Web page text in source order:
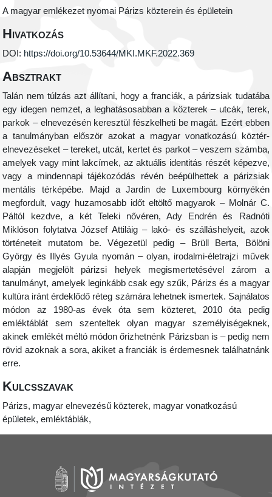
A magyar emlékezet nyomai Párizs közterein és épületein
Hivatkozás
DOI: https://doi.org/10.53644/MKI.MKF.2022.369
Absztrakt
Talán nem túlzás azt állítani, hogy a franciák, a párizsiak tudatába
egy idegen nemzet, a leghatásosabban a közterek – utcák, terek,
parkok – elnevezésén keresztül fészkelheti be magát. Ezért ebben
a tanulmányban először azokat a magyar vonatkozású köztér-
elnevezéseket – tereket, utcát, kertet és parkot – veszem számba,
amelyek vagy mint lakcímek, az aktuális identitás részét képezve,
vagy a mindennapi tájékozódás révén beépülhettek a párizsiak
mentális térképébe. Majd a Jardin de Luxembourg környékén
megfordult, vagy huzamosabb időt eltöltő magyarok – Molnár C.
Páltól kezdve, a két Teleki nővéren, Ady Endrén és Radnóti
Miklóson folytatva József Attiláig – lakó- és szálláshelyeit, azok
történeteit mutatom be. Végezetül pedig – Brüll Berta, Bölöni
György és Illyés Gyula nyomán – olyan, irodalmi-életrajzi művek
alapján megjelölt párizsi helyek megismertetésével zárom a
tanulmányt, amelyek leginkább csak egy szűk, Párizs és a magyar
kultúra iránt érdeklődő réteg számára lehetnek ismertek. Sajnálatos
módon az 1980-as évek óta sem közteret, 2010 óta pedig
emléktáblát sem szenteltek olyan magyar személyiségeknek,
akinek emlékét méltó módon őrizhetnénk Párizsban is – pedig nem
rövid azoknak a sora, akiket a franciák is érdemesnek találhatnánk
erre.
Kulcsszavak
Párizs, magyar elnevezésű közterek, magyar vonatkozású
épületek, emléktáblák,